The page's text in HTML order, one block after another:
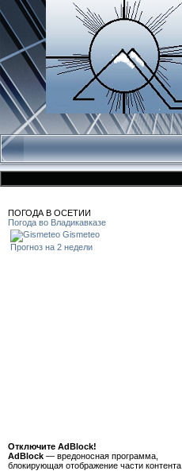
ПОГОДА В ОСЕТИИ
Погода во Владикавказе
Gismeteo
Прогноз на 2 недели
Отключите AdBlock!
AdBlock — вредоносная программа,
блокирующая отображение части контента.